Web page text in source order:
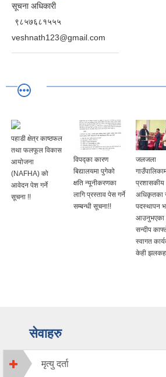
सूचना अधिकारी
९८५७६८१५५५
veshnath123@gmail.com
पहाडी क्षेत्र काष्ठफल
तथा फलफूल विकास
आयोजना
(NAFHA) को
आवेदन पेश गर्ने
सूचना !!
विपद्का कारण
बिद्यालयमा पुगेको
क्षति न्यूनीकरणका
लागि प्रस्ताव पेस गर्ने
सम्बन्धी सूचना!!
जलजला
प्रशासकीय
अधिकृतका
पदस्थापन
आउनुभएका
सन्दीप
स्वागत
केही
सेवाहरु
मृत्यु दर्ता